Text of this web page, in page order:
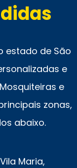
estado de São
e
e
zonas,
abaixo.
Vila Maria,